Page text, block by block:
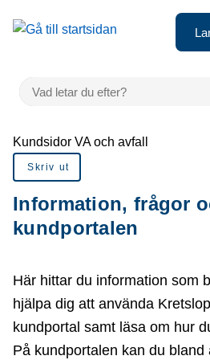
Gå till innehåll
till sidomeny
VAD LETAR DU EFTER?
Du är här:
Kundsidor VA och avfall
Skriv ut
Information, frågor
kundportalen
Här hittar du information som
hjälpa dig att använda
kundportal samt läsa om hur
På kundportalen kan du bland